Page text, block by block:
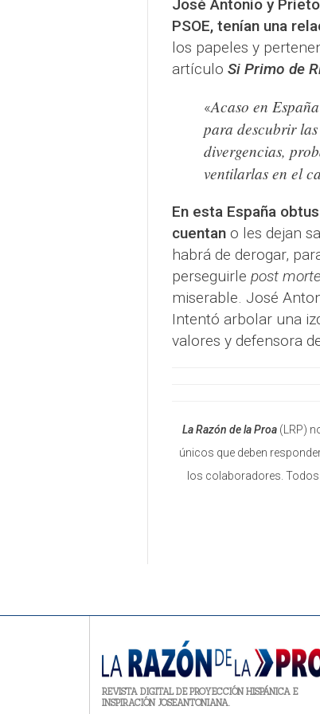
José Antonio y
PSOE, tenían una
los papeles y
artículo Si Primo de
«Acaso en
para descubrir
divergencias,
ventilarlas en el
En esta España
cuentano les dejan
habrá de derogar,
perseguirle post
miserable. José
Intentó arbolar una
valores y defensora
La Razón de la Proa(LRP)
únicos que deben
los colaboradores.
REVISTA DIGITAL DE PROYECCIÓN HISPÁNICA E
INSPIRACIÓN JOSEANTONIANA.